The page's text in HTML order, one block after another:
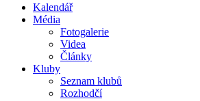
Kalendář
Média
Fotogalerie
Videa
Články
Kluby
Seznam klubů
Rozhodčí